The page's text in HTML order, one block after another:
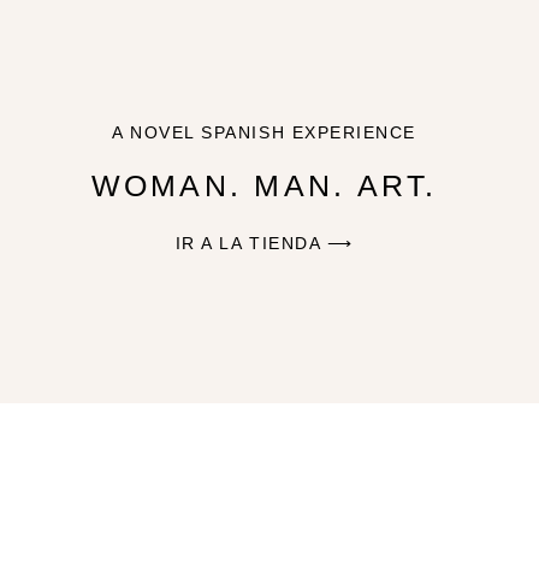
A NOVEL SPANISH EXPERIENCE
WOMAN. MAN. ART.
IR A LA TIENDA ⟶